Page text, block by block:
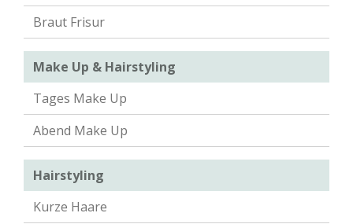
Braut Frisur
Make Up & Hairstyling
Tages Make Up
Abend Make Up
Hairstyling
Kurze Haare